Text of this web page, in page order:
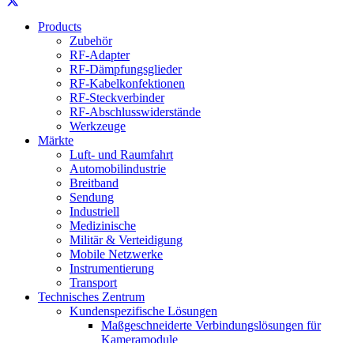
Products
Zubehör
RF-Adapter
RF-Dämpfungsglieder
RF-Kabelkonfektionen
RF-Steckverbinder
RF-Abschlusswiderstände
Werkzeuge
Märkte
Luft- und Raumfahrt
Automobilindustrie
Breitband
Sendung
Industriell
Medizinische
Militär & Verteidigung
Mobile Netzwerke
Instrumentierung
Transport
Technisches Zentrum
Kundenspezifische Lösungen
Maßgeschneiderte Verbindungslösungen für
Kameramodule